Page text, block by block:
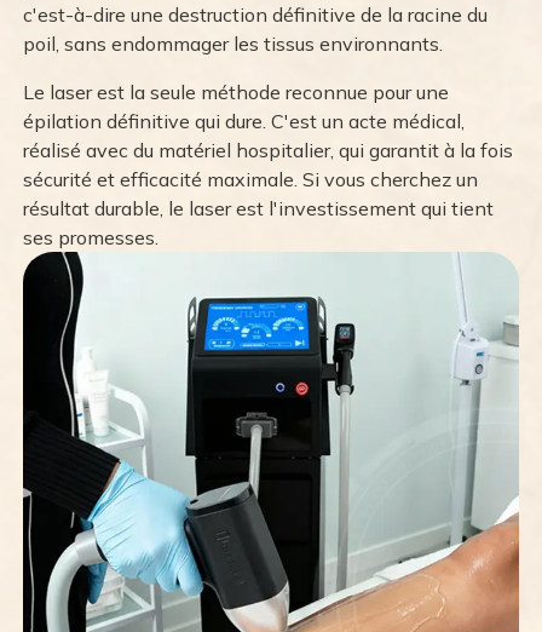
c'est-à-dire une destruction définitive de la racine du
poil, sans endommager les tissus environnants.
Le laser est la seule méthode reconnue pour une
épilation définitive qui dure. C'est un acte médical,
réalisé avec du matériel hospitalier, qui garantit à la fois
sécurité et efficacité maximale. Si vous cherchez un
résultat durable, le laser est l'investissement qui tient
ses promesses.